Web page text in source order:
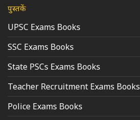
पुस्तकें
UPSC Exams Books
SSC Exams Books
State PSCs Exams Books
Teacher Recruitment Exams Books
Police Exams Books